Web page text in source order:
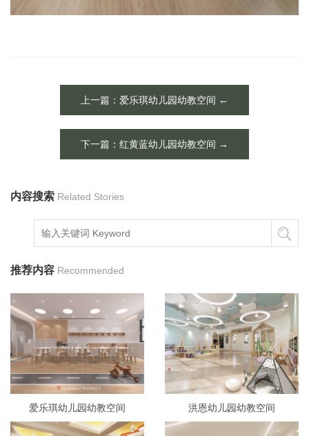
上一篇：爱乐琪幼儿园幼教空间 ←
下一篇：红黄蓝幼儿园幼教空间 →
内容搜索 Related Stories
推荐内容 Recommended
爱乐琪幼儿园幼教空间 洪恩幼儿园幼教空间